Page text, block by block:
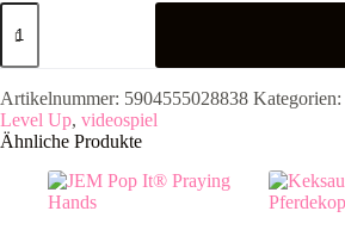
6
Teller
23
cm
Menge
Artikelnummer: 5904555028838 Kategorien:
Level Up, videospiel
Ähnliche Produkte